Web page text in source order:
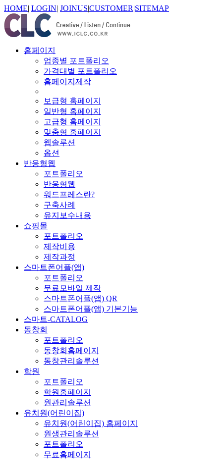
HOME| LOGIN| JOINUS|CUSTOMER|SITEMAP
홈페이지
업종별 포트폴리오
가격대별 포트폴리오
홈페이지제작
보급형 홈페이지
일반형 홈페이지
고급형 홈페이지
맞춤형 홈페이지
웹솔루션
옵션
반응형웹
포트폴리오
반응형웹
워드프레스란?
구축사례
유지보수내용
쇼핑몰
포트폴리오
제작비용
제작과정
스마트폰어플(앱)
포트폴리오
무료모바일 제작
스마트폰어플(앱) QR
스마트폰어플(앱) 기본기능
스마트-CATALOG
동창회
포트폴리오
동창회홈페이지
동창관리솔루션
학원
포트폴리오
학원홈페이지
원관리솔루션
유치원(어린이집)
유치원(어린이집) 홈페이지
원생관리솔루션
포트폴리오
무료홈페이지